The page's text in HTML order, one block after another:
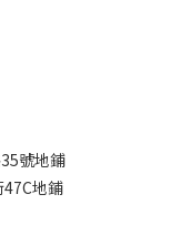
號地鋪
地鋪